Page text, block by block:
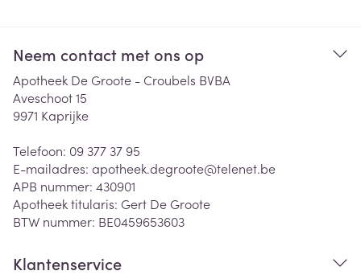
Neem contact met ons op
Apotheek De Groote - Croubels BVBA
Aveschoot 15
9971 Kaprijke
Telefoon: 09 377 37 95
E-mailadres: apotheek.degroote@telenet.be
APB nummer: 430901
Apotheek titularis: Gert De Groote
BTW nummer: BE0459653603
Klantenservice